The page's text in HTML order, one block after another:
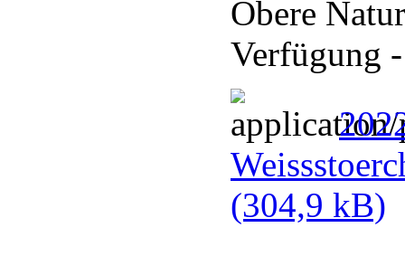
Obere
Verfügung
(304,9 kB)